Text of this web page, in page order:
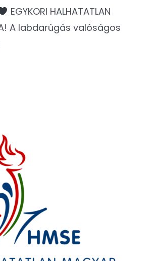
EGYKORI HALHATATLAN
A labdarúgás valóságos